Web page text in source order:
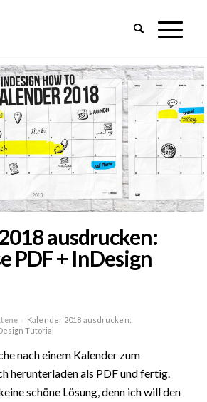
ausdrucken:
PDF + InDesign
› Kalender 2018 ausdrucken:
Tutorial
nach einem Kalender zum
herunterladen als PDF und fertig.
schöne Lösung, denn ich will den